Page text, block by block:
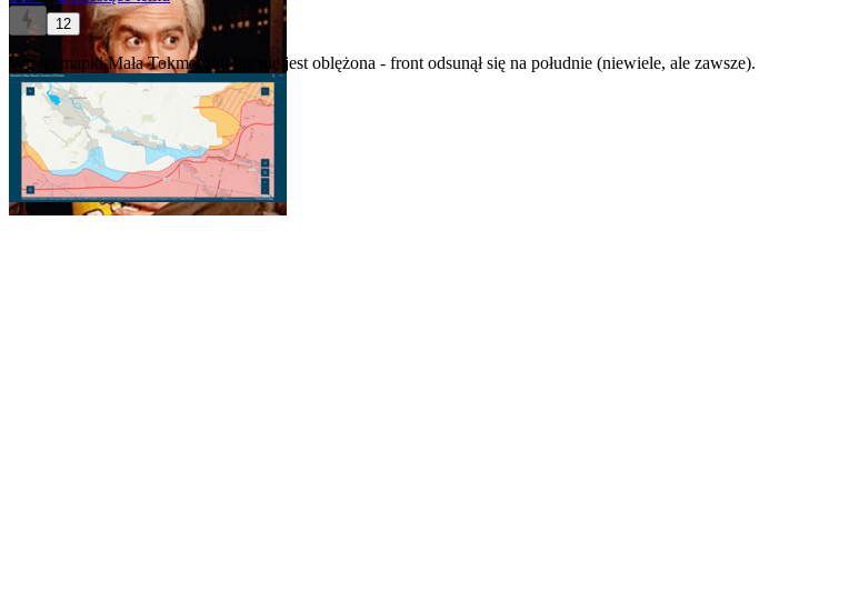
12
Wg tej mapki Mała Tokmaczka juz nie jest oblężona - front odsunął się na południe (niewiele, ale zawsze).